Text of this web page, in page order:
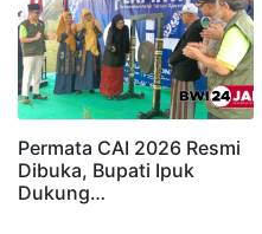
Permata CAI 2026 Resmi
Dibuka, Bupati Ipuk
Dukung…